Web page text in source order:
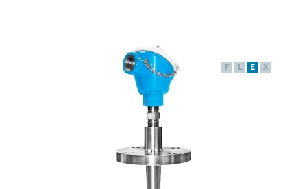
您可通过产品型号、订单代码或序列号，轻
F L E X